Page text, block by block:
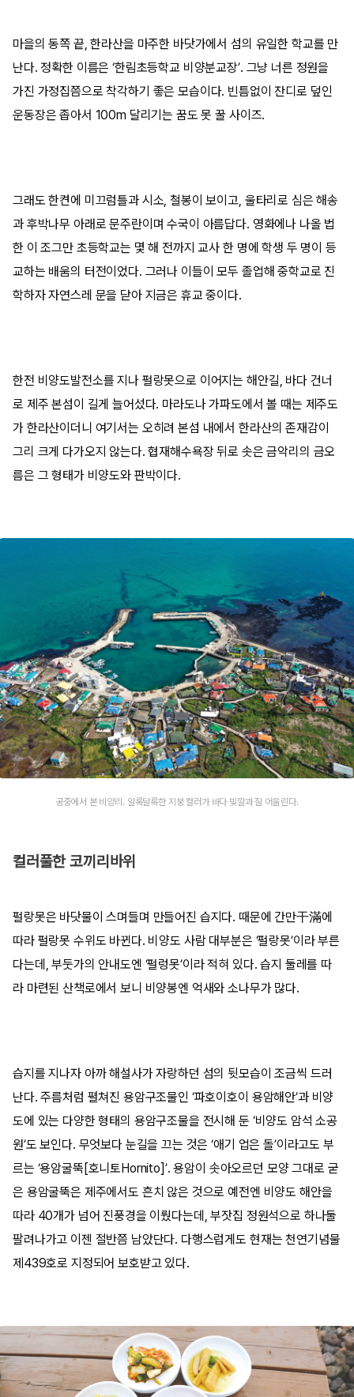
마을의 동쪽 끝, 한라산을 마주한 바닷가에서 섬의 유일한 학교를 만
난다. 정확한 이름은 ‘한림초등학교 비양분교장’. 그냥 너른 정원을
가진 가정집쯤으로 착각하기 좋은 모습이다. 빈틈없이 잔디로 덮인
운동장은 좁아서 100m 달리기는 꿈도 못 꿀 사이즈.
그래도 한켠에 미끄럼틀과 시소, 철봉이 보이고, 울타리로 심은 해송
과 후박나무 아래로 문주란이며 수국이 아름답다. 영화에나 나올 법
한 이 조그만 초등학교는 몇 해 전까지 교사 한 명에 학생 두 명이 등
교하는 배움의 터전이었다. 그러나 이들이 모두 졸업해 중학교로 진
학하자 자연스레 문을 닫아 지금은 휴교 중이다.
한전 비양도발전소를 지나 펄랑못으로 이어지는 해안길, 바다 건너
로 제주 본섬이 길게 늘어섰다. 마라도나 가파도에서 볼 때는 제주도
가 한라산이더니 여기서는 오히려 본섬 내에서 한라산의 존재감이
그리 크게 다가오지 않는다. 협재해수욕장 뒤로 솟은 금악리의 금오
름은 그 형태가 비양도와 판박이다.
공중에서 본 비양리. 알록달록한 지붕 컬러가 바다 빛깔과 잘 어울린다.
컬러풀한 코끼리바위
펄랑못은 바닷물이 스며들며 만들어진 습지다. 때문에 간만干滿에
따라 펄랑못 수위도 바뀐다. 비양도 사람 대부분은 ‘펄랑못’이라 부른
다는데, 부둣가의 안내도엔 ‘펄렁못’이라 적혀 있다. 습지 둘레를 따
라 마련된 산책로에서 보니 비양봉엔 억새와 소나무가 많다.
습지를 지나자 아까 해설사가 자랑하던 섬의 뒷모습이 조금씩 드러
난다. 주름처럼 펼쳐진 용암구조물인 ‘파호이호이 용암해안’과 비양
도에 있는 다양한 형태의 용암구조물을 전시해 둔 ‘비양도 암석 소공
원’도 보인다. 무엇보다 눈길을 끄는 것은 ‘애기 업은 돌’이라고도 부
르는 ‘용암굴뚝[호니토Hornito]’. 용암이 솟아오르던 모양 그대로 굳
은 용암굴뚝은 제주에서도 흔치 않은 것으로 예전엔 비양도 해안을
따라 40개가 넘어 진풍경을 이뤘다는데, 부잣집 정원석으로 하나둘
팔려나가고 이젠 절반쯤 남았단다. 다행스럽게도 현재는 천연기념물
제439호로 지정되어 보호받고 있다.